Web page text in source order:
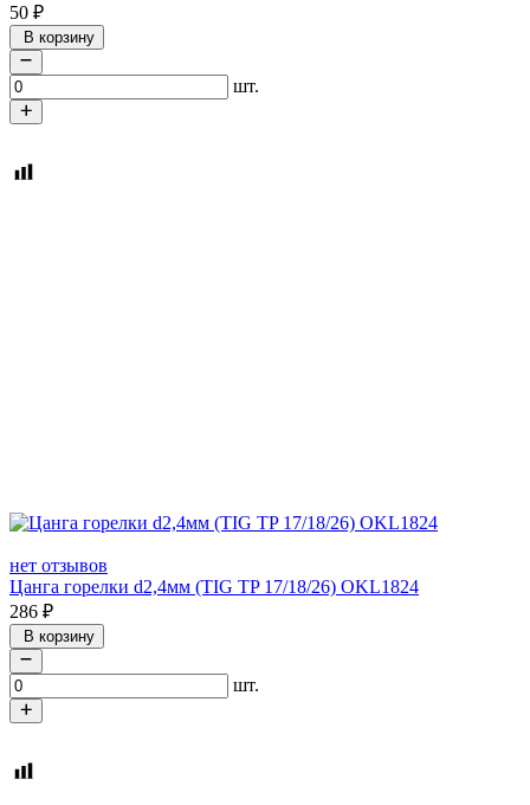
50 ₽
В корзину
шт.
нет отзывов
Цанга горелки d2,4мм (TIG TP 17/18/26) OKL1824
286 ₽
В корзину
шт.